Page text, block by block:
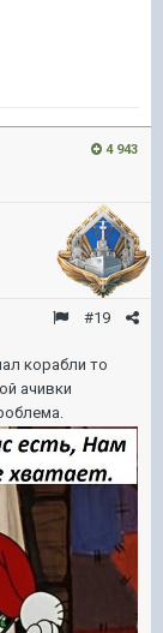
4 943
#19
корабли то
ачивки